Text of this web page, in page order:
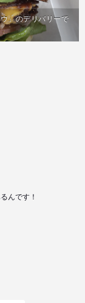
」のデリバリーで
んです！